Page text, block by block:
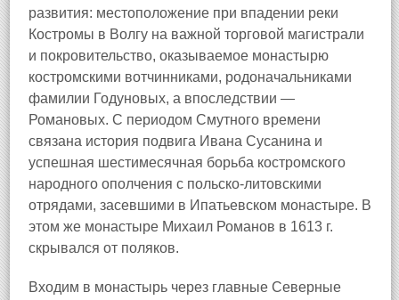
развития: местоположение при впадении реки
Костромы в Волгу на важной торговой магистрали
и покровительство, оказываемое монастырю
костромскими вотчинниками, родоначальниками
фамилии Годуновых, а впоследствии —
Романовых. С периодом Смутного времени
связана история подвига Ивана Сусанина и
успешная шестимесячная борьба костромского
народного ополчения с польско-литовскими
отрядами, засевшими в Ипатьевском монастыре. В
этом же монастыре Михаил Романов в 1613 г.
скрывался от поляков.
Входим в монастырь через главные Северные